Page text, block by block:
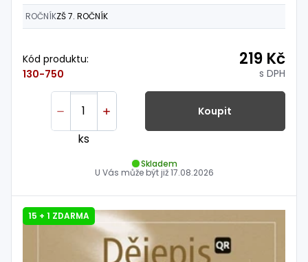
ROČNÍKZŠ 7. ROČNÍK
Kód produktu:
130-750
219 Kč
s DPH
ks
Koupit
Skladem
U Vás může být již17.08.2026
15 + 1 ZDARMA